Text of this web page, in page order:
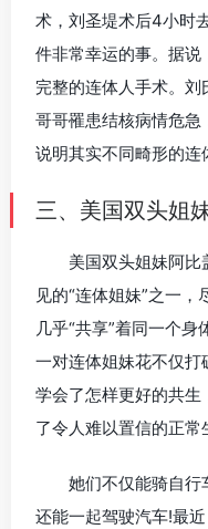
术，刘圣堤术后4小时
件非常幸运的事。据
完整的连体人手术。
哥哥罹患结核病情危
说明其实不同畸形的连
三、美国双头姐
美国双头姐妹阿
见的“连体姐妹”之一
几乎“共享”着同一个身
一对连体姐妹花不仅
学会了怎样更好的共生
了令人难以置信的正常
她们不仅能骑自行
还能一起驾驶汽车!最